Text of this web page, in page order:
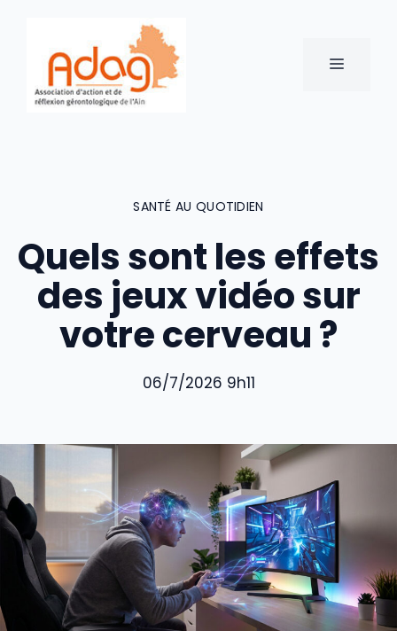
contenu
MENU
SANTÉ AU QUOTIDIEN
Quels sont les effets
des jeux vidéo sur
votre cerveau ?
06/7/2026 9h11